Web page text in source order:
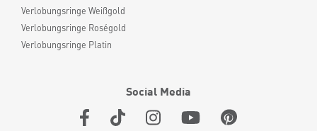
Verlobungsringe Weißgold
Verlobungsringe Roségold
Verlobungsringe Platin
Social Media